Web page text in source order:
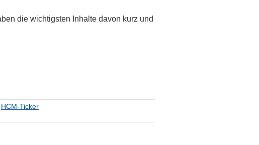
die wichtigsten Inhalte davon kurz und
HCM-Ticker